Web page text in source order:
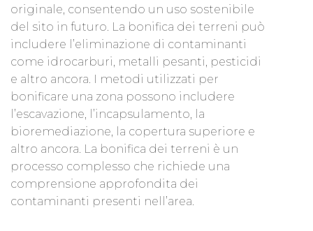
originale, consentendo un uso sostenibile
del sito in futuro. La bonifica dei terreni può
includere l’eliminazione di contaminanti
come idrocarburi, metalli pesanti, pesticidi
e altro ancora. I metodi utilizzati per
bonificare una zona possono includere
l’escavazione, l’incapsulamento, la
bioremediazione, la copertura superiore e
altro ancora. La bonifica dei terreni è un
processo complesso che richiede una
comprensione approfondita dei
contaminanti presenti nell’area.